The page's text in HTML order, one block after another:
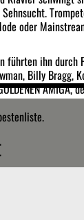
oder
führten ihn durch
Billy Bragg,
AMIGA,